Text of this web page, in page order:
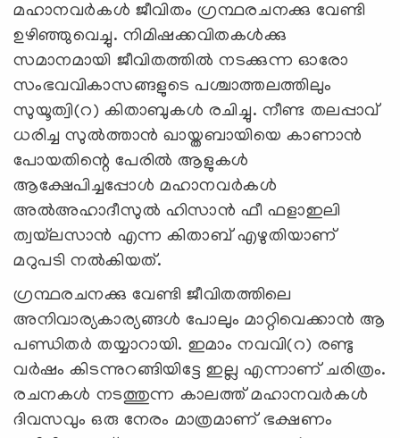
മഹാനവർകൾ ജീവിതം ഗ്രന്ഥരചനക്കു വേണ്ടി
ഉഴിഞ്ഞുവെച്ചു. നിമിഷക്കവിതകൾക്കു
സമാനമായി ജീവിതത്തിൽ നടക്കുന്ന ഓരോ
സംഭവവികാസങ്ങളുടെ പശ്ചാത്തലത്തിലും
സുയൂത്വി(റ) കിതാബുകൾ രചിച്ചു. നീണ്ട തലപ്പാവ്
ധരിച്ച സുൽത്താൻ ഖായ്തബായിയെ കാണാൻ
പോയതിന്റെ പേരിൽ ആളുകൾ
ആക്ഷേപിച്ചപ്പോൾ മഹാനവർകൾ
അൽഅഹാദീസുൽ ഹിസാൻ ഫീ ഫളാഇലി
ത്വയ്‌ലസാൻ എന്ന കിതാബ് എഴുതിയാണ്
മറുപടി നൽകിയത്.
ഗ്രന്ഥരചനക്കു വേണ്ടി ജീവിതത്തിലെ
അനിവാര്യകാര്യങ്ങൾ പോലും മാറ്റിവെക്കാൻ ആ
പണ്ഡിതര്‍ തയ്യാറായി. ഇമാം നവവി(റ) രണ്ടു
വർഷം കിടന്നുറങ്ങിയിട്ടേ ഇല്ല എന്നാണ് ചരിത്രം.
രചനകൾ നടത്തുന്ന കാലത്ത് മഹാനവർകൾ
ദിവസവും ഒരു നേരം മാത്രമാണ് ഭക്ഷണം